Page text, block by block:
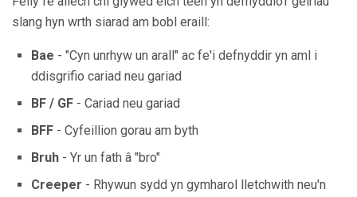
slang hyn wrth siarad am bobl eraill:
Bae - "Cyn unrhyw un arall" ac fe'i defnyddir yn aml i
ddisgrifio cariad neu gariad
BF / GF - Cariad neu gariad
BFF - Cyfeillion gorau am byth
Bruh - Yr un fath â "bro"
Creeper - Rhywun sydd yn gymharol lletchwith neu'n